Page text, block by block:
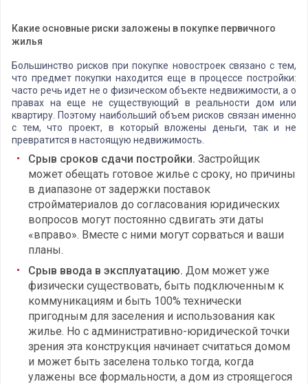
Какие основные риски заложены в покупке первичного
жилья
Большинство рисков при покупке новостроек связано с тем,
что предмет покупки находится еще в процессе постройки:
часто речь идет не о физическом объекте недвижимости, а о
правах на еще не существующий в реальности дом или
квартиру. Поэтому наибольший объем рисков связан именно
с тем, что проект, в который вложены деньги, так и не
превратится в настоящую недвижимость.
Срыв сроков сдачи постройки. Застройщик
может обещать готовое жилье с сроку, но причины
в диапазоне от задержки поставок
стройматериалов до согласования юридических
вопросов могут постоянно сдвигать эти даты
«вправо». Вместе с ними могут сорваться и ваши
планы.
Срыв ввода в эксплуатацию. Дом может уже
физически существовать, быть подключенным к
коммуникациям и быть 100% технически
пригодным для заселения и использования как
жилье. Но с административно-юридической точки
зрения эта конструкция начинает считаться домом
и может быть заселена только тогда, когда
улажены все формальности, а дом из строящегося